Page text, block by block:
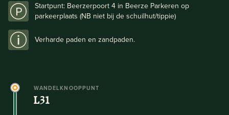
Startpunt: Beerzerpoort 4 in Beerze Parkeren op
parkeerplaats (NB niet bij de schuilhut/tippie)
Verharde paden en zandpaden.
WANDELKNOOPPUNT
L31